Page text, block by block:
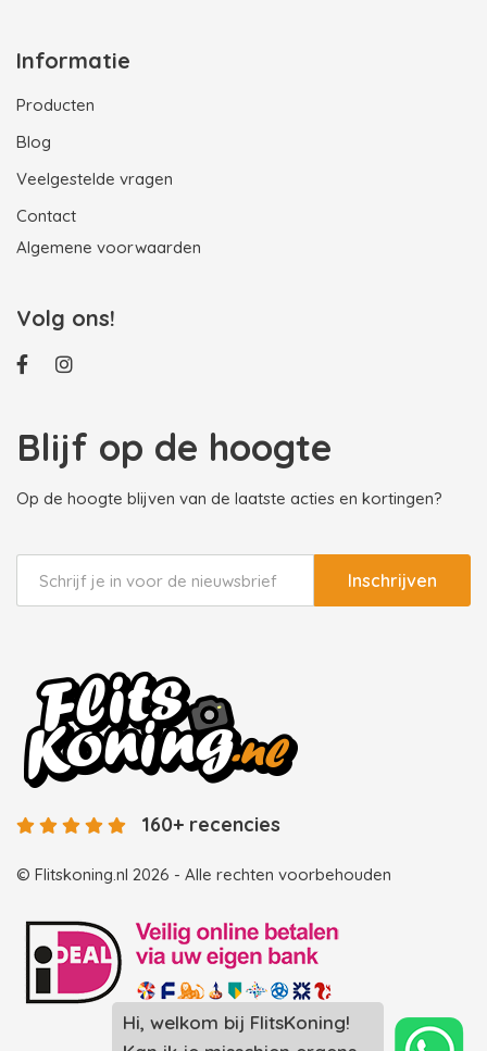
Hi, welkom bij FlitsKoning!
Informatie
Producten
Blog
Veelgestelde vragen
Contact
Algemene voorwaarden
Volg ons!
Blijf op de hoogte
Op de hoogte blijven van de laatste acties en kortingen?
Inschrijven
© Flitskoning.nl 2026 - Alle rechten voorbehouden
160+ recencies
Landingspagina overzicht photobooths